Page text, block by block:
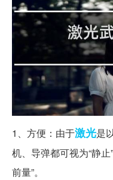
1、方便：由于激光是
机、导弹都可视为“静
前量”。